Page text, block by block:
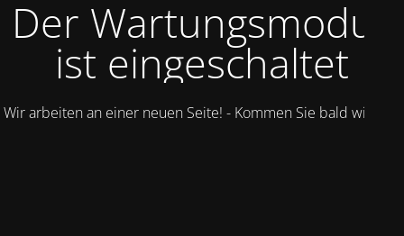
Der Wartungsmodus
ist eingeschaltet
Wir arbeiten an einer neuen Seite! - Kommen Sie bald wieder.